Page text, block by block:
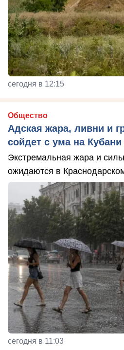
сегодня в 12:15
Общество
Адская жара, ливни и
сойдет с ума на Кубани
Экстремальная жара и
ожидаются в
сегодня в 11:03